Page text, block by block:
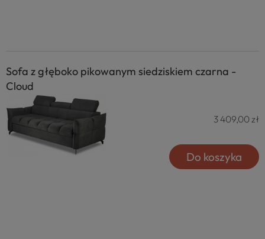
Sofa z głęboko pikowanym siedziskiem czarna -
Cloud
3 409,00 zł
Do koszyka